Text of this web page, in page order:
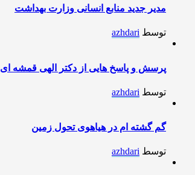
مدیر جدید منابع انسانی وزارت بهداشت
توسط azhdari
پرسش و پاسخ هایی از دکتر الهی قمشه ای
توسط azhdari
گم گشته ام در هیاهوی تحول زمین
توسط azhdari